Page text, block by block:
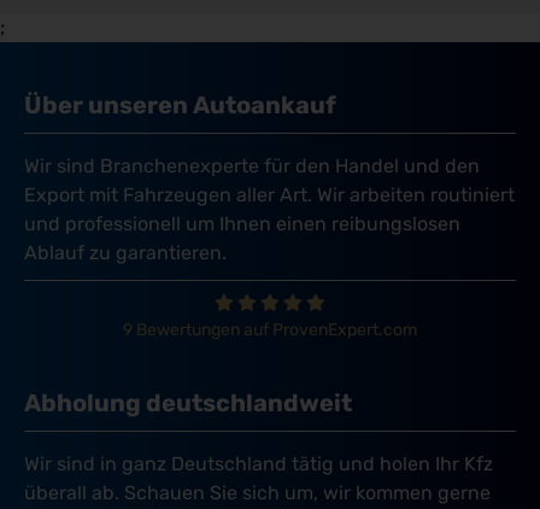
;
Über unseren Autoankauf
Wir sind Branchenexperte für den Handel und den
Export mit Fahrzeugen aller Art. Wir arbeiten routiniert
und professionell um Ihnen einen reibungslosen
Ablauf zu garantieren.
9 Bewertungen auf ProvenExpert.com
Abholung deutschlandweit
Wir sind in ganz Deutschland tätig und holen Ihr Kfz
überall ab. Schauen Sie sich um, wir kommen gerne